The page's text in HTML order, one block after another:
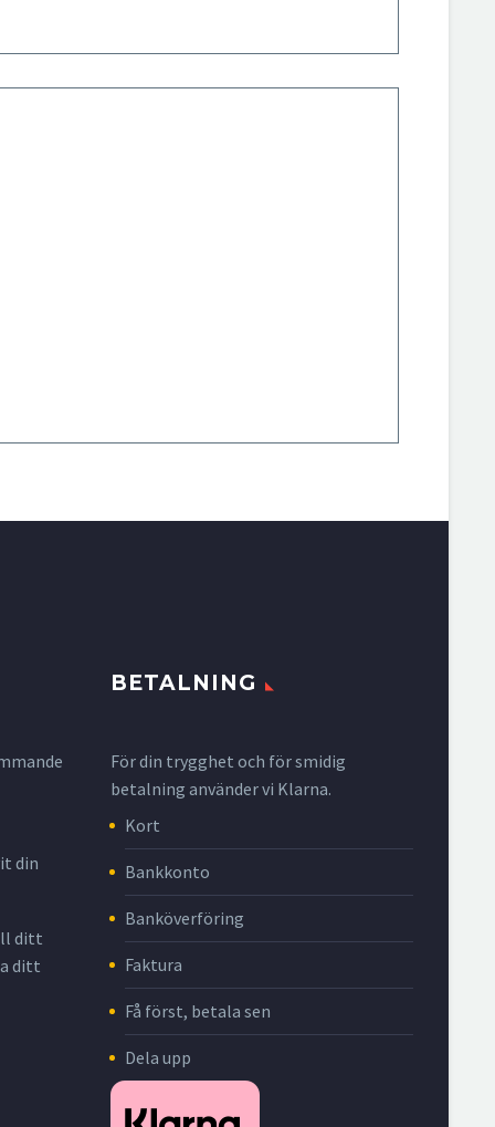
din
ditt
ditt
BETALNING
För din trygghet och för smidig
betalning använder vi Klarna.
Kort
Bankkonto
Banköverföring
Faktura
Få först, betala sen
Dela upp